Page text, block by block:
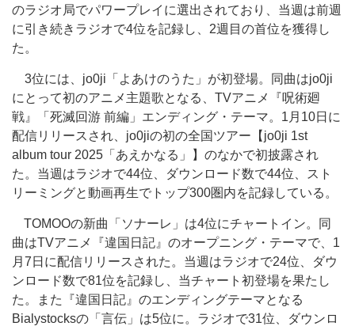
のラジオ局でパワープレイに選出されており、当週は前週
に引き続きラジオで4位を記録し、2週目の首位を獲得し
た。
3位には、jo0ji「よあけのうた」が初登場。同曲はjo0ji
にとって初のアニメ主題歌となる、TVアニメ『呪術廻
戦』「死滅回游 前編」エンディング・テーマ。1月10日に
配信リリースされ、jo0jiの初の全国ツアー【jo0ji 1st
album tour 2025「あえかなる」】のなかで初披露され
た。当週はラジオで44位、ダウンロード数で44位、スト
リーミングと動画再生でトップ300圏内を記録している。
TOMOOの新曲「ソナーレ」は4位にチャートイン。同
曲はTVアニメ『違国日記』のオープニング・テーマで、1
月7日に配信リリースされた。当週はラジオで24位、ダウ
ンロード数で81位を記録し、当チャート初登場を果たし
た。また『違国日記』のエンディングテーマとなる
Bialystocksの「言伝」は5位に。ラジオで31位、ダウンロ